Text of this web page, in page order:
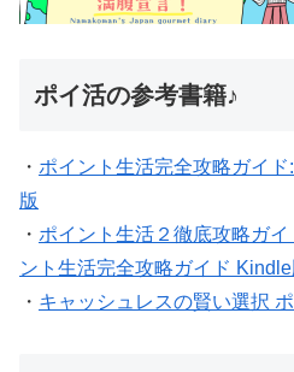
ポイ活の参考書籍♪
・ ポイント生活完全攻略ガイ
版
・ ポイント生活２徹底攻略ガ
ント生活完全攻略ガイド Kindle
・ キャッシュレスの賢い選択